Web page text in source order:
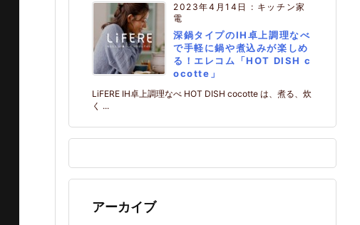
2023年4月14日 : キッチン家
電
深鍋タイプのIH卓上調理なべ
で手軽に鍋や煮込みが楽しめ
る！エレコム「HOT DISH c
ocotte」
LiFERE IH卓上調理なべ HOT DISH cocotte は、煮る、炊
く ...
アーカイブ